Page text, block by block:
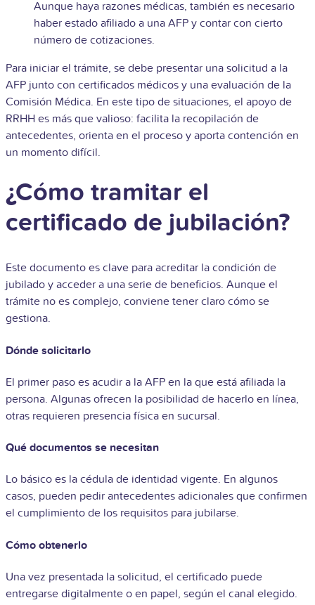
Aunque haya razones médicas, también es necesario
haber estado afiliado a una AFP y contar con cierto
número de cotizaciones.
Para iniciar el trámite, se debe presentar una solicitud a la
AFP junto con certificados médicos y una evaluación de la
Comisión Médica. En este tipo de situaciones, el apoyo de
RRHH es más que valioso: facilita la recopilación de
antecedentes, orienta en el proceso y aporta contención en
un momento difícil.
¿Cómo tramitar el
certificado de jubilación?
Este documento es clave para acreditar la condición de
jubilado y acceder a una serie de beneficios. Aunque el
trámite no es complejo, conviene tener claro cómo se
gestiona.
Dónde solicitarlo
El primer paso es acudir a la AFP en la que está afiliada la
persona. Algunas ofrecen la posibilidad de hacerlo en línea,
otras requieren presencia física en sucursal.
Qué documentos se necesitan
Lo básico es la cédula de identidad vigente. En algunos
casos, pueden pedir antecedentes adicionales que confirmen
el cumplimiento de los requisitos para jubilarse.
Cómo obtenerlo
Una vez presentada la solicitud, el certificado puede
entregarse digitalmente o en papel, según el canal elegido.